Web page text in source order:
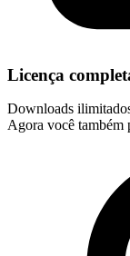
Licença
Downloads
Agora você também